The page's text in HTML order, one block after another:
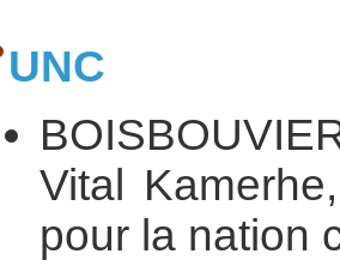
UNC
Vital
pour la nation